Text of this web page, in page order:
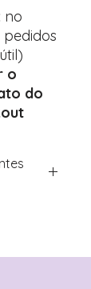
no
o
do
do